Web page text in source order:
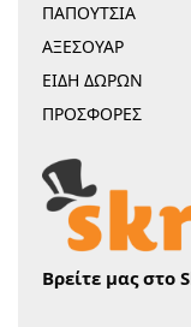
ΠΑΠΟΥΤΣΙΑ
ΑΞΕΣΟΥΑΡ
ΕΙΔΗ ΔΩΡΩΝ
ΠΡΟΣΦΟΡΕΣ
Βρείτε μας στο